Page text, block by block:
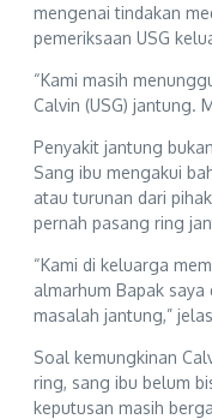
mengenai tindakan
pemeriksaan USG
“Kami masih
Calvin (USG) jantung.
Penyakit jantung
Sang ibu mengakui
atau turunan dari
pernah pasang ring
“Kami di keluarga
almarhum Bapak saya
masalah jantung,”
Soal kemungkinan
ring, sang ibu belum
keputusan masih